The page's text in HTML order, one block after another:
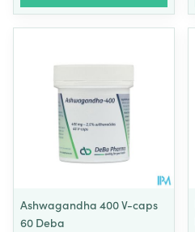
Ashwagandha 400 V-caps
60 Deba